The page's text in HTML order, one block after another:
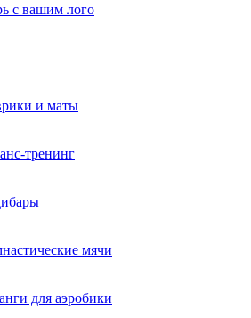
с вашим лого
и маты
тренинг
мячи
для аэробики